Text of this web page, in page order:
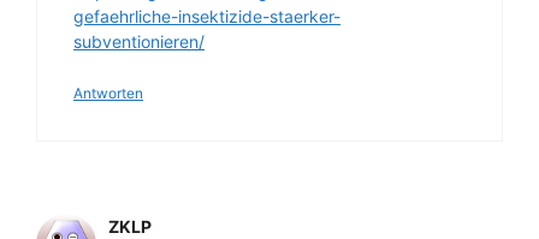
gefaehrliche-insektizide-staerker-
subventionieren/
Antworten
ZKLP